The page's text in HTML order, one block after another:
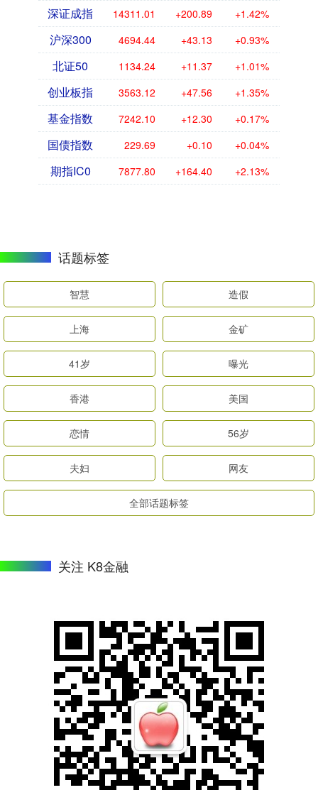
深证成指 14311.01 +200.89 +1.42%
沪深300 4694.44 +43.13 +0.93%
北证50 1134.24 +11.37 +1.01%
创业板指 3563.12 +47.56 +1.35%
基金指数 7242.10 +12.30 +0.17%
国债指数 229.69 +0.10 +0.04%
期指IC0 7877.80 +164.40 +2.13%
话题标签
智慧 造假
上海 金矿
41岁 曝光
香港 美国
恋情 56岁
夫妇 网友
全部话题标签
关注 K8金融